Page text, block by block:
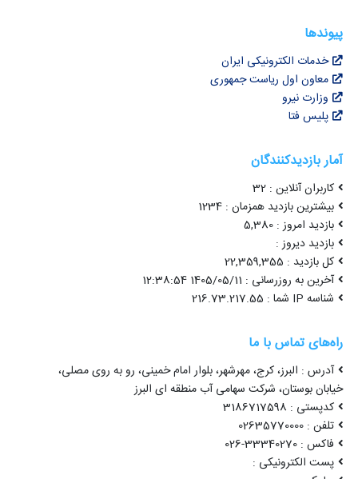
پیوندها
خدمات الکترونیکی ایران
معاون اول ریاست جمهوری
وزارت نیرو
پلیس فتا
آمار بازدیدکنندگان
کاربران آنلاین : 32
بیشترین بازدید همزمان : 1234
بازدید امروز : 5,380
بازدید دیروز :
کل بازدید : 22,359,355
آخرین به روزرسانی : 1405/05/11 12:38:54
شناسه IP شما : 216.73.217.55
راه‌های تماس با ما
آدرس : البرز، کرج، مهرشهر، بلوار امام خمینی، رو به روی مصلی،
خیابان بوستان، شرکت سهامی آب منطقه ای البرز
کدپستی : 3186717598
تلفن : 02635770000
فاکس : 33340270-026
پست الکترونیکی :